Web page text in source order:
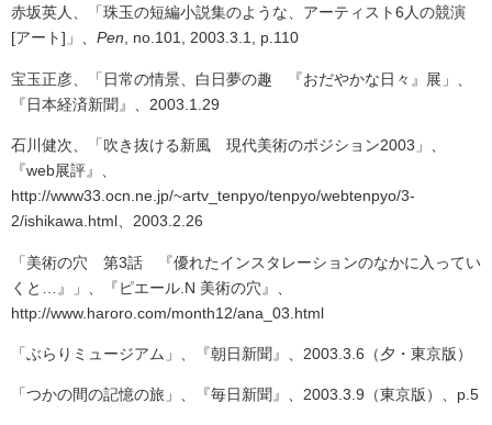
赤坂英人、「珠玉の短編小説集のような、アーティスト6人の競演
[アート]」、 Pen, no.101, 2003.3.1, p.110
宝玉正彦、「日常の情景、白日夢の趣 『おだやかな日々』展」、
『日本経済新聞』、2003.1.29
石川健次、「吹き抜ける新風 現代美術のポジション2003」、
『web展評』、
http://www33.ocn.ne.jp/~artv_tenpyo/tenpyo/webtenpyo/3-
2/ishikawa.html、2003.2.26
「美術の穴 第3話 『優れたインスタレーションのなかに入ってい
くと…』」、『ピエール.N 美術の穴』、
http://www.haroro.com/month12/ana_03.html
「ぶらりミュージアム」、『朝日新聞』、2003.3.6（夕・東京版）
「つかの間の記憶の旅」、『毎日新聞』、2003.3.9（東京版）、 p.5